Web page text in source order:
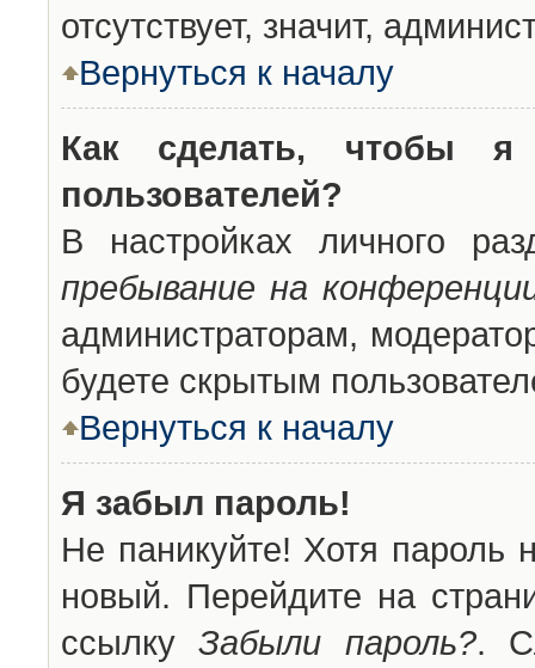
отсутствует, значит,
Вернуться к началу
Как сделать, чтобы
пользователей?
В настройках личного
пребывание на
администраторам,
будете скрытым
Вернуться к началу
Я забыл пароль!
Не паникуйте! Хотя пароль
новый. Перейдите на
ссылкуЗабыли пароль?.